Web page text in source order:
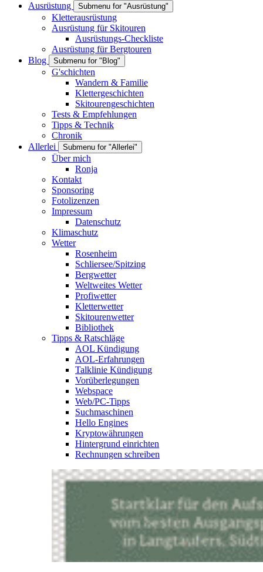
Ausrüstung
Submenu for "Ausrüstung"
Kletterausrüstung
Ausrüstung für Skitouren
Ausrüstungs-Checkliste
Ausrüstung für Bergtouren
Blog
Submenu for "Blog"
G'schichten
Wandern & Familie
Klettergeschichten
Skitourengeschichten
Tests & Empfehlungen
Tipps & Technik
Chronik
Allerlei
Submenu for "Allerlei"
Über mich
Ronja
Kontakt
Sponsoring
Fotolizenzen
Impressum
Datenschutz
Klimaschutz
Wetter
Rosenheim
Schliersee/Spitzing
Bergwetter
Weltweites Wetter
Profiwetter
Kletterwetter
Skitourenwetter
Bibliothek
Tipps & Ratschläge
AOL Kündigung
AOL-Erfahrungen
Talklinie Kündigung
Vorüberlegungen
Webspace
Web/PC-Tipps
Suchmaschinen
Hello Engines
Kryptowährungen
Hintergrund einrichten
Rechnungen schreiben